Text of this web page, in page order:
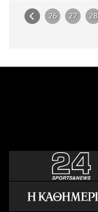
26 27 28